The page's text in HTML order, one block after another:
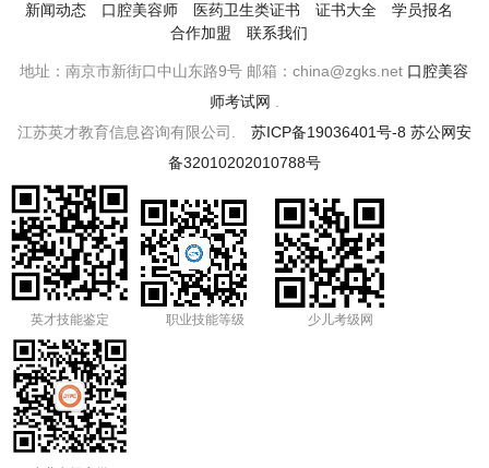
新闻动态 口腔美容师 医药卫生类证书 证书大全
学员报名
合作加盟
联系我们
地址：南京市新街口中山东路9号 邮箱：china@zgks.net 口腔美容
师考试网
江苏英才教育信息咨询有限公司. 苏ICP备19036401号-8 苏公网安
备32010202010788号
英才技能鉴定 职业技能等级 少儿考级网